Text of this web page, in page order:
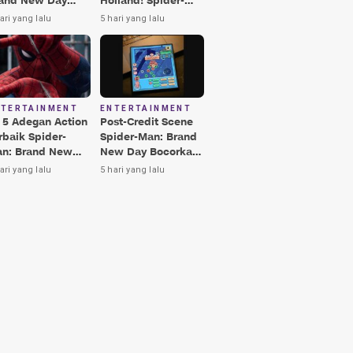
Nomor 3
yang lalu
Man: Brand New
Terbaik Era MCU
5 hari yang lalu
5 Adegan Action
Spider-
Brand New
Ada Hulk vs
yang lalu
ENTERTAINMENT
Post-Credit Scene
Spider-Man: Brand
New Day Bocorkan
Lokasi Peter di Luar
5 hari yang lalu